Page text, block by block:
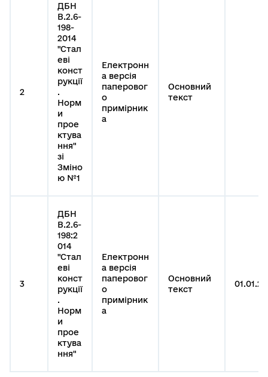
2
ДБН
В.2.6-
198-
2014
"Стал
еві
конст
рукції
.
Норм
и
прое
ктува
ння"
зі
Зміно
ю №1
Електронн
а версія
паперовог
о
примірник
а
Основний
текст
3
ДБН
В.2.6-
198:2
014
"Стал
еві
конст
рукції
.
Норм
и
прое
ктува
ння"
Електронн
а версія
паперовог
о
примірник
а
Основний
текст